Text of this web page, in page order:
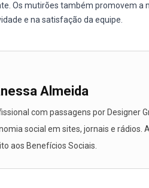
Os mutirões também promovem a
e na satisfação da equipe.
Almeida
com passagens por Designer
social em sites, jornais e rádios.
aos Benefícios Sociais.